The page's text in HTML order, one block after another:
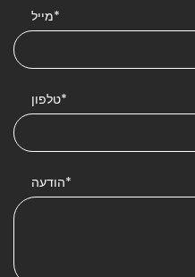
מייל*
טלפון*
הודעה*